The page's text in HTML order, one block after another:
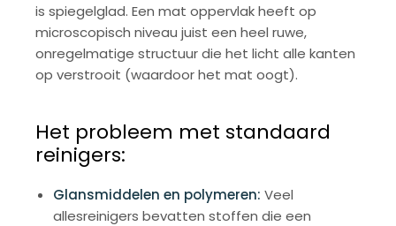
is spiegelglad. Een mat oppervlak heeft op
microscopisch niveau juist een heel ruwe,
onregelmatige structuur die het licht alle kanten
op verstrooit (waardoor het mat oogt).
Het probleem met standaard
reinigers:
Glansmiddelen en polymeren: Veel
allesreinigers bevatten stoffen die een